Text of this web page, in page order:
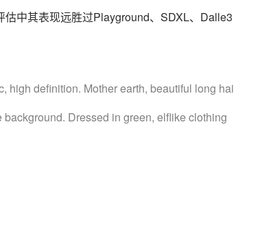
估中其表现远胜过Playground、SDXL、Dalle3
high definition. Mother earth, beautiful long hai
Dressed in green, elflike clothing